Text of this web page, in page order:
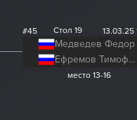
#45 Стол 19 13.03.25
Медведев Федор
Ефремов Тимофей
место 13-16